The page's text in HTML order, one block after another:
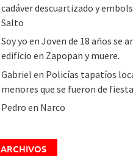
cadáver descuartizado y
Salto
Soy yo en Joven de 18 años se
edificio en Zapopan y muere.
Gabriel en Policías tapatíos
menores que se fueron de
Pedro en Narco
ARCHIVOS